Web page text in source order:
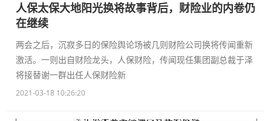
人保太保大地阳光换将故事背后，财险业的内卷仍
在继续
两会之后，沉寂多日的保险舆论场被几则财险公司换将传闻重新
激活。一则出自财险龙头，人保财险，传闻现任集团副总裁于泽
将接替谢一群出任人保财险新
2021-03-18 10:26:20